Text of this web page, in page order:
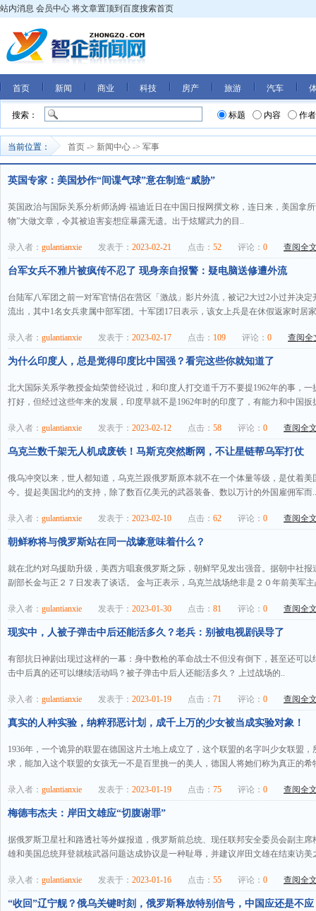
站内消息 会员中心 将文章置顶到百度搜索首页
首页 新闻 商业 科技 房产 旅游 汽车
搜索： 标题 内容 作者
当前位置： 首页 -> 新闻中心 -> 军事
英国专家：美国炒作“间谍气球”意在制造“威胁”
英国政治与国际关系分析师汤姆·福迪近日在中国日报网撰文称，连日来，美国拿
物”大做文章，令其被迫害妄想症暴露无遗。出于炫耀武力的目..
录入者： gulantianxie 发表于： 2023-02-21 点击： 52 评论： 0 查阅全
台军女兵不雅片被疯传不忍了 现身亲自报警：疑电脑送修遭外流
台陆军八军团之前一对军官情侣在营区「激战」影片外流，被记2大过2小过并决
流出，其中1名女兵隶属中部军团。十军团17日表示，该女上兵是在休假返家时居
录入者： gulantianxie 发表于： 2023-02-17 点击： 109 评论： 0 查阅全
为什么印度人，总是觉得印度比中国强？看完这些你就知道了
北大国际关系学教授金灿荣曾经说过，和印度人打交道千万不要提1962年的事，
打好，但经过这些年来的发展，印度早就不是1962年时的印度了，有能力和中国扳
录入者： gulantianxie 发表于： 2023-02-12 点击： 58 评论： 0 查阅全
乌克兰数千架无人机成废铁！马斯克突然断网，不让星链帮乌军打仗
俄乌冲突以来，世人都知道，乌克兰跟俄罗斯原本就不在一个体量等级，是仗着
今。提起美国北约的支持，除了数百亿美元的武器装备、数以万计的外国雇佣军而..
录入者： gulantianxie 发表于： 2023-02-10 点击： 62 评论： 0 查阅全
朝鲜称将与俄罗斯站在同一战壕意味着什么？
就在北约对乌援助升级，美西方唱衰俄罗斯之际，朝鲜罕见发出强音。据朝中社
副部长金与正２７日发表了谈话。 金与正表示，乌克兰战场绝非是２０年前美军
录入者： gulantianxie 发表于： 2023-01-30 点击： 81 评论： 0 查阅全
现实中，人被子弹击中后还能活多久？老兵：别被电视剧误导了
有部抗日神剧出现过这样的一幕：身中数枪的革命战士不但没有倒下，甚至还可
击中后真的还可以继续活动吗？被子弹击中后人还能活多久？ 上过战场的..
录入者： gulantianxie 发表于： 2023-01-19 点击： 71 评论： 0 查阅全
真实的人种实验，纳粹邪恶计划，成千上万的少女被当成实验对象！
1936年，一个诡异的联盟在德国这片土地上成立了，这个联盟的名字叫少女联盟
求，能加入这个联盟的女孩无一不是百里挑一的美人，德国人将她们称为真正的希
录入者： gulantianxie 发表于： 2023-01-19 点击： 75 评论： 0 查阅全
梅德韦杰夫：岸田文雄应“切腹谢罪”
据俄罗斯卫星社和路透社等外媒报道，俄罗斯前总统、现任联邦安全委员会副主
雄和美国总统拜登就核武器问题达成协议是一种耻辱，并建议岸田文雄在结束访美
录入者： gulantianxie 发表于： 2023-01-16 点击： 55 评论： 0 查阅全
“收回”辽宁舰？俄乌关键时刻，俄罗斯释放特别信号，中国应还是不应